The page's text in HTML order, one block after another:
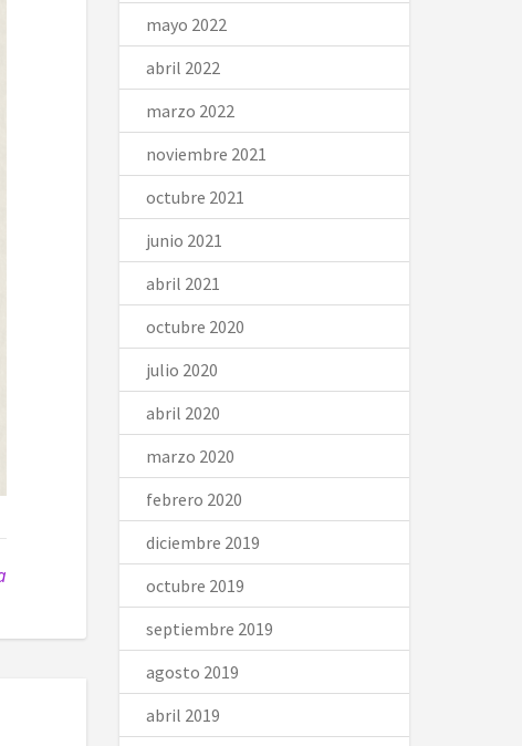
mayo 2022
abril 2022
marzo 2022
noviembre 2021
octubre 2021
junio 2021
abril 2021
octubre 2020
julio 2020
abril 2020
marzo 2020
febrero 2020
diciembre 2019
octubre 2019
septiembre 2019
agosto 2019
abril 2019